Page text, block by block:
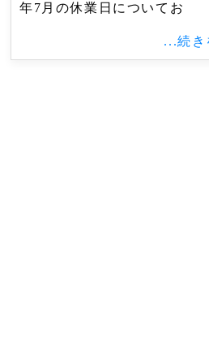
年7月の休業日についてお
...続き